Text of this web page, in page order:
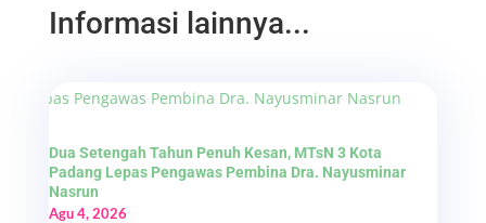
Informasi lainnya...
Dua Setengah Tahun Penuh Kesan, MTsN 3 Kota
Padang Lepas Pengawas Pembina Dra. Nayusminar
Nasrun
Agu 4, 2026